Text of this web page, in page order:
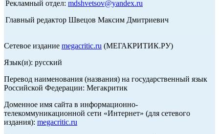
Рекламный отдел: mdshvetsov@yandex.ru
Главный редактор Швецов Максим Дмитриевич
Сетевое издание megacritic.ru (МЕГАКРИТИК.РУ)
Язык(и): русский
Перевод наименования (названия) на государственный язык
Российской Федерации: Мегакритик
Доменное имя сайта в информационно-
телекоммуникационной сети «Интернет» (для сетевого
издания): megacritic.ru